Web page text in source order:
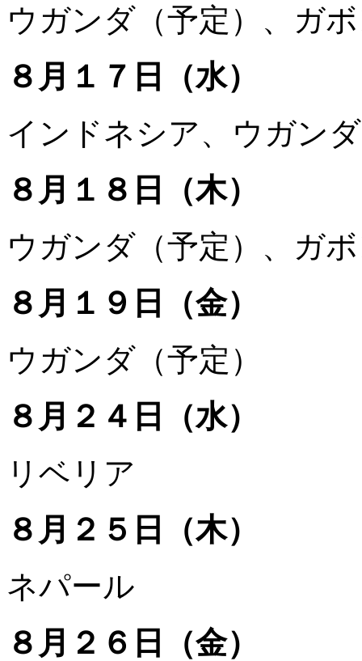
ウガンダ（予定）、ガ
８月１７日（水）
インドネシア、ウガン
８月１８日（木）
ウガンダ（予定）、ガ
８月１９日（金）
ウガンダ（予定）
８月２４日（水）
リベリア
８月２５日（木）
ネパール
８月２６日（金）